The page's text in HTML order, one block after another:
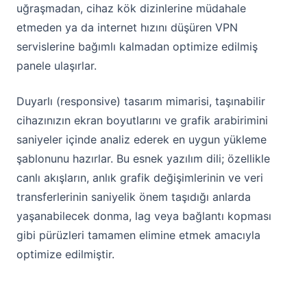
uğraşmadan, cihaz kök dizinlerine müdahale
etmeden ya da internet hızını düşüren VPN
servislerine bağımlı kalmadan optimize edilmiş
panele ulaşırlar.
Duyarlı (responsive) tasarım mimarisi, taşınabilir
cihazınızın ekran boyutlarını ve grafik arabirimini
saniyeler içinde analiz ederek en uygun yükleme
şablonunu hazırlar. Bu esnek yazılım dili; özellikle
canlı akışların, anlık grafik değişimlerinin ve veri
transferlerinin saniyelik önem taşıdığı anlarda
yaşanabilecek donma, lag veya bağlantı kopması
gibi pürüzleri tamamen elimine etmek amacıyla
optimize edilmiştir.